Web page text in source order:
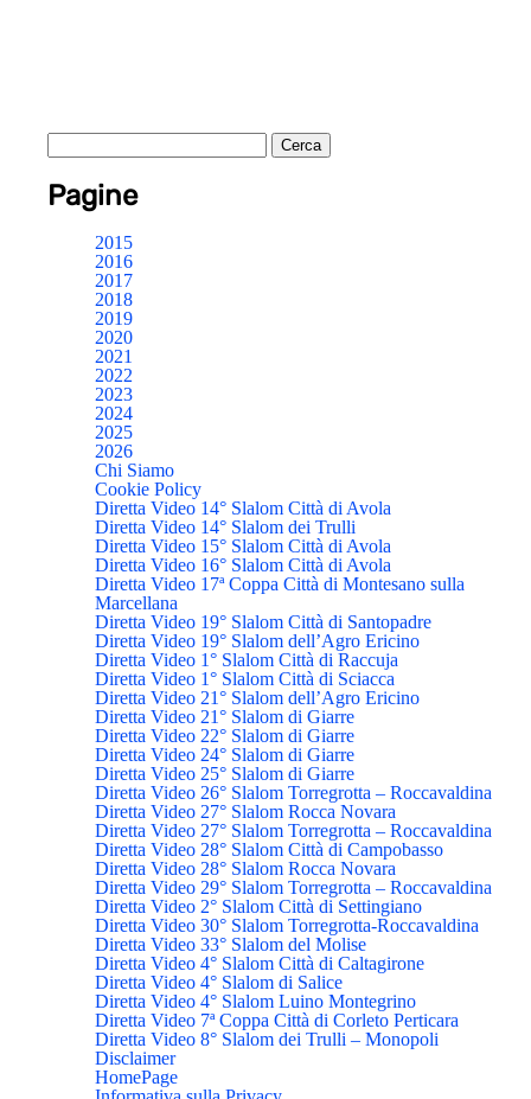
Pagine
2015
2016
2017
2018
2019
2020
2021
2022
2023
2024
2025
2026
Chi Siamo
Cookie Policy
Diretta Video 14° Slalom Città di Avola
Diretta Video 14° Slalom dei Trulli
Diretta Video 15° Slalom Città di Avola
Diretta Video 16° Slalom Città di Avola
Diretta Video 17ª Coppa Città di Montesano sulla
Marcellana
Diretta Video 19° Slalom Città di Santopadre
Diretta Video 19° Slalom dell’Agro Ericino
Diretta Video 1° Slalom Città di Raccuja
Diretta Video 1° Slalom Città di Sciacca
Diretta Video 21° Slalom dell’Agro Ericino
Diretta Video 21° Slalom di Giarre
Diretta Video 22° Slalom di Giarre
Diretta Video 24° Slalom di Giarre
Diretta Video 25° Slalom di Giarre
Diretta Video 26° Slalom Torregrotta – Roccavaldina
Diretta Video 27° Slalom Rocca Novara
Diretta Video 27° Slalom Torregrotta – Roccavaldina
Diretta Video 28° Slalom Città di Campobasso
Diretta Video 28° Slalom Rocca Novara
Diretta Video 29° Slalom Torregrotta – Roccavaldina
Diretta Video 2° Slalom Città di Settingiano
Diretta Video 30° Slalom Torregrotta-Roccavaldina
Diretta Video 33° Slalom del Molise
Diretta Video 4° Slalom Città di Caltagirone
Diretta Video 4° Slalom di Salice
Diretta Video 4° Slalom Luino Montegrino
Diretta Video 7ª Coppa Città di Corleto Perticara
Diretta Video 8° Slalom dei Trulli – Monopoli
Disclaimer
HomePage